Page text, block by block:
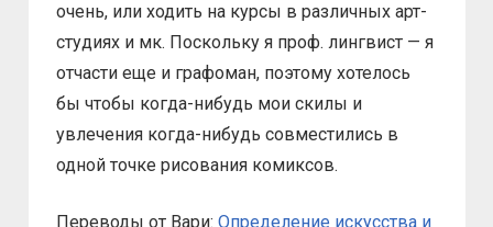
очень, или ходить на курсы в различных арт-
студиях и мк. Поскольку я проф. лингвист — я
отчасти еще и графоман, поэтому хотелось
бы чтобы когда-нибудь мои скилы и
увлечения когда-нибудь совместились в
одной точке рисования комиксов.
Переводы от Вари: Определение искусства и